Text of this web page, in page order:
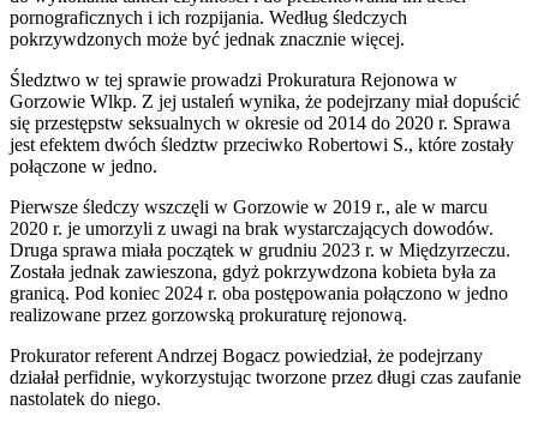
pornograficznych i ich rozpijania. Według śledczych
pokrzywdzonych może być jednak znacznie więcej.
Śledztwo w tej sprawie prowadzi Prokuratura Rejonowa w
Gorzowie Wlkp. Z jej ustaleń wynika, że podejrzany miał dopuścić
się przestępstw seksualnych w okresie od 2014 do 2020 r. Sprawa
jest efektem dwóch śledztw przeciwko Robertowi S., które zostały
połączone w jedno.
Pierwsze śledczy wszczęli w Gorzowie w 2019 r., ale w marcu
2020 r. je umorzyli z uwagi na brak wystarczających dowodów.
Druga sprawa miała początek w grudniu 2023 r. w Międzyrzeczu.
Została jednak zawieszona, gdyż pokrzywdzona kobieta była za
granicą. Pod koniec 2024 r. oba postępowania połączono w jedno
realizowane przez gorzowską prokuraturę rejonową.
Prokurator referent Andrzej Bogacz powiedział, że podejrzany
działał perfidnie, wykorzystując tworzone przez długi czas zaufanie
nastolatek do niego.